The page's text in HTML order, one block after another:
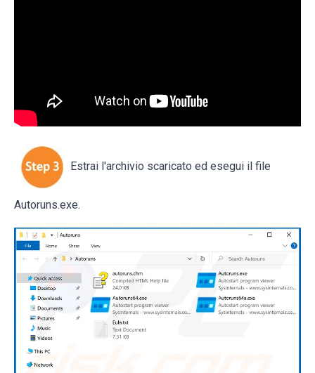
Estrai l'archivio scaricato ed esegui il file
Autoruns.exe.